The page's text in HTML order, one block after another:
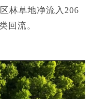
林草地净流入206
回流。